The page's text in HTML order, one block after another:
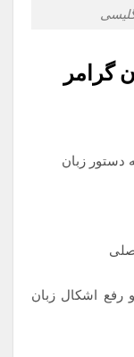
گرامر
زبان
رفع اشکال زبان